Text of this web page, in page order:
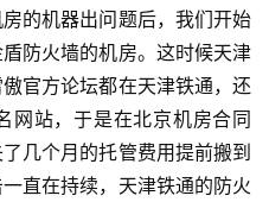
的机器出问题后，我们开始
防火墙的机房。这时候天津
官方论坛都在天津铁通，还
站，于是在北京机房合同
几个月的托管费用提前搬到
直在持续，天津铁通的防火